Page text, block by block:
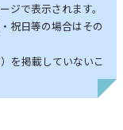
ジで表示されます。
祝日等の場合はその
を掲載していないこ